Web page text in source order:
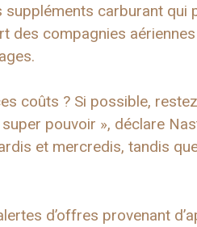
carburant qui
des compagnies
coûts ? Si possible,
pouvoir », déclare
et mercredis, tandis
d’offres provenant